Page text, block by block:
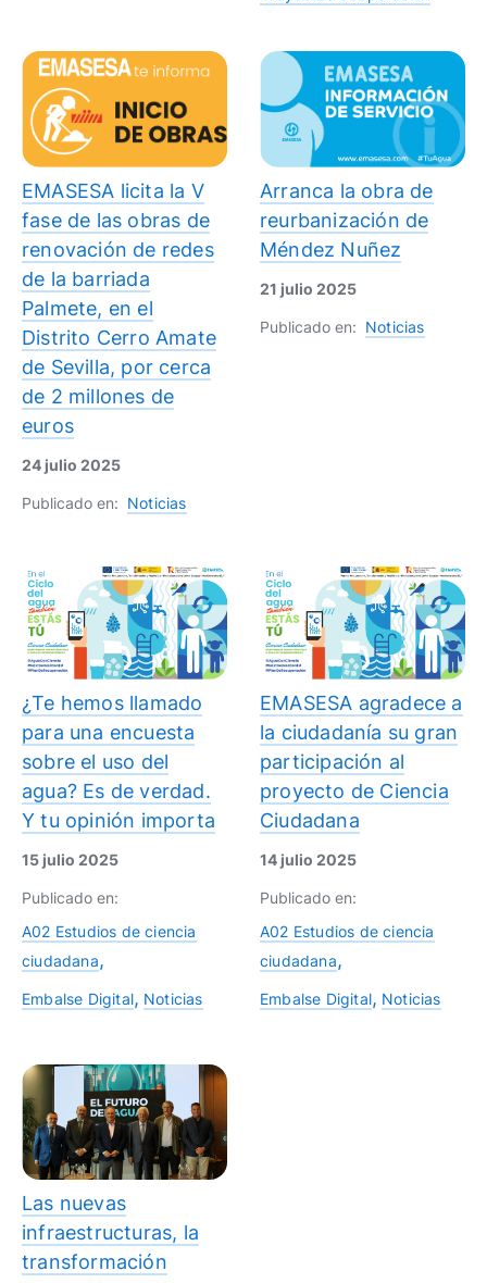
EMASESA licita la V
fase de las obras de
renovación de redes
de la barriada
Palmete, en el
Distrito Cerro Amate
de Sevilla, por cerca
de 2 millones de
euros
24 julio 2025
Publicado en: Noticias
Arranca la obra de
reurbanización de
Méndez Nuñez
21 julio 2025
Publicado en: Noticias
¿Te hemos llamado
para una encuesta
sobre el uso del
agua? Es de verdad.
Y tu opinión importa
15 julio 2025
Publicado en:
A02 Estudios de ciencia
ciudadana
Embalse Digital Noticias
EMASESA agradece a
la ciudadanía su gran
participación al
proyecto de Ciencia
Ciudadana
14 julio 2025
Publicado en:
A02 Estudios de ciencia
ciudadana
Embalse Digital Noticias
Las nuevas
infraestructuras, la
transformación